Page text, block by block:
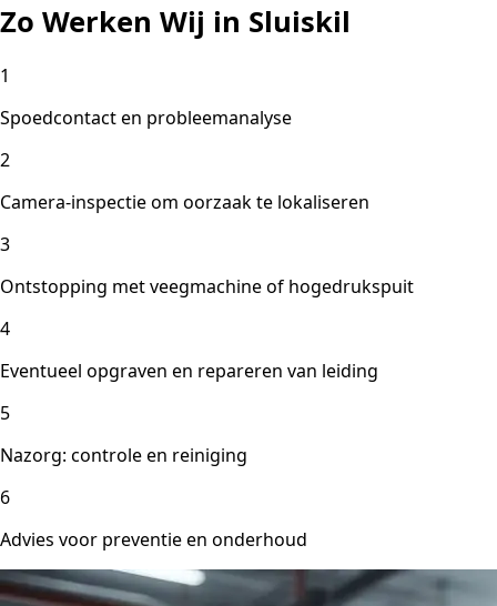
Zo Werken Wij in Sluiskil
1
Spoedcontact en probleemanalyse
2
Camera-inspectie om oorzaak te lokaliseren
3
Ontstopping met veegmachine of hogedrukspuit
4
Eventueel opgraven en repareren van leiding
5
Nazorg: controle en reiniging
6
Advies voor preventie en onderhoud